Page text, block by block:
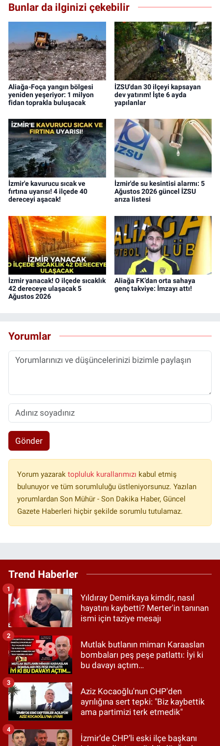
Bunlar da ilginizi çekebilir
Aliağa-Foça yangın bölgesi
yeniden yeşeriyor: 1 milyon
fidan toprakla buluşacak
İZSU'dan 30 ilçeyi kapsayan
dev yatırım! İşte 6 ayda
yapılanlar
İzmir'e kavurucu sıcak ve
fırtına uyarısı! 4 ilçede 40
dereceyi aşacak!
İzmir'de su kesintisi alarmı: 5
Ağustos 2026 güncel İZSU
arıza listesi
İzmir yanacak! O ilçede sıcaklık
42 dereceye ulaşacak 5
Ağustos 2026
Aliağa FK’dan orta sahaya
genç takviye: İmzayı attı!
Yorumlar
Gönder
Yorum yazarak topluluk kurallarımızı kabul etmiş
bulunuyor ve tüm sorumluluğu üstleniyorsunuz. Yazılan
yorumlardan Son Mühür - Son Dakika Haber, Güncel
Gazete Haberleri hiçbir şekilde sorumlu tutulamaz.
Trend Haberler
Yıldıray Demirkaya kimdir, nasıl
hayatını kaybetti? Merter'in tanınan
ismi için taziye mesajı
1
Mutlak butlanın mimarı Karaaslan
bombaları peş peşe patlattı: İyi ki
bu davayı açtım…
2
Aziz Kocaoğlu'nun CHP'den
ayrılığına sert tepki: "Biz kaybettik
ama partimizi terk etmedik"
3
İzmir’de CHP’li eski ilçe başkanı
4